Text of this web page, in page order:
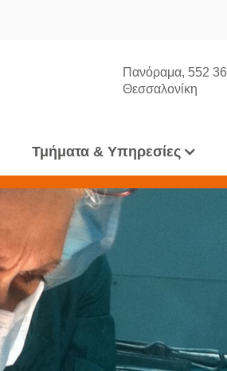
Πανόραμα, 552 36
Θεσσαλονίκη
Τμήματα & Υπηρεσίες